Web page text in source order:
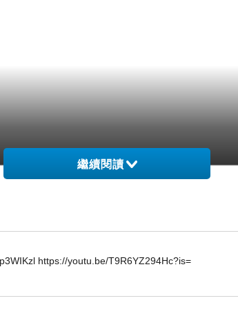
繼續閱讀
https://youtu.be/T9R6YZ294Hc?is=